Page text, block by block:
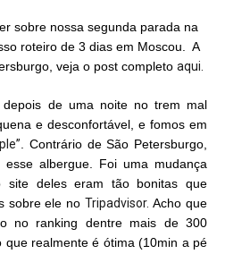
sobre nossa segunda parada na
roteiro de 3 dias em Moscou. A
veja o post completo aqui.
de uma noite no trem mal
e desconfortável, e fomos em
. Contrário de São Petersburgo,
albergue. Foi uma mudança
site deles eram tão bonitas que
sobre ele no Tripadvisor. Acho que
no ranking dentre mais de 300
que realmente é ótima (10min a pé